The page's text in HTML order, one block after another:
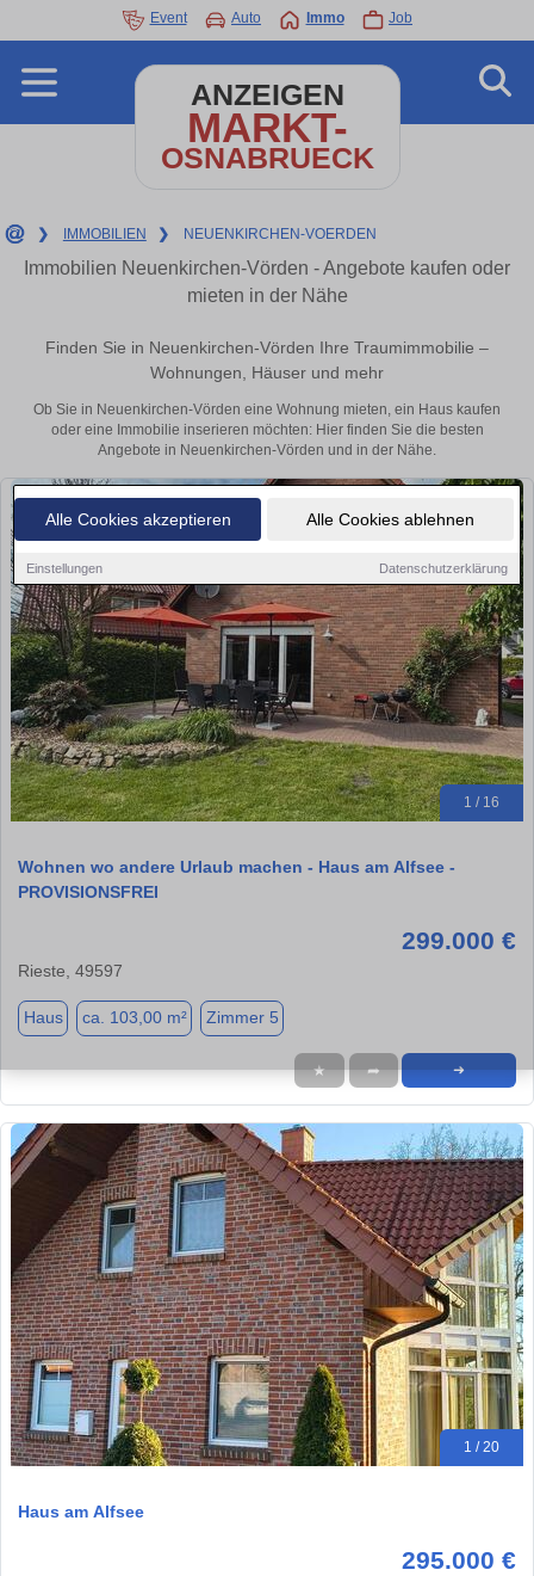
Alle Cookies akzeptieren Alle Cookies ablehnen
Einstellungen Datenschutzerklärung
Event Auto Immo Job
ANZEIGEN
MARKT-
OSNABRUECK
❯ IMMOBILIEN ❯ NEUENKIRCHEN-VOERDEN
Immobilien Neuenkirchen-Vörden - Angebote kaufen oder
mieten in der Nähe
Finden Sie in Neuenkirchen-Vörden Ihre Traumimmobilie –
Wohnungen, Häuser und mehr
Ob Sie in Neuenkirchen-Vörden eine Wohnung mieten, ein Haus kaufen
oder eine Immobilie inserieren möchten: Hier finden Sie die besten
Angebote in Neuenkirchen-Vörden und in der Nähe.
1 / 16
Wohnen wo andere Urlaub machen - Haus am Alfsee -
PROVISIONSFREI
299.000 €
Rieste, 49597
Haus ca. 103,00 m² Zimmer 5
★ ➦ ➜
1 / 20
Haus am Alfsee
295.000 €